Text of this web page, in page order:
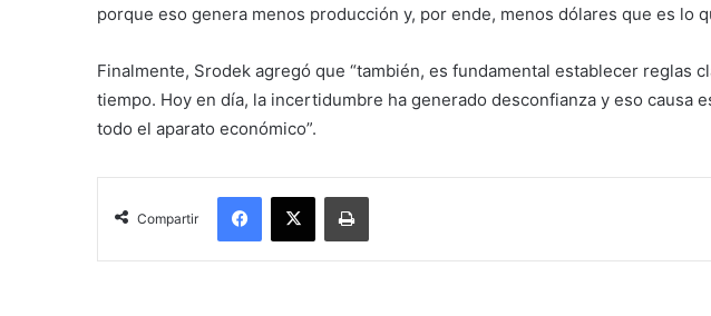
porque eso genera menos producción y, por ende, menos dólares que es lo
Finalmente, Srodek agregó que “también, es fundamental establecer reglas
tiempo. Hoy en día, la incertidumbre ha generado desconfianza y eso causa
todo el aparato económico”.
Compartir
Facebook
X Imprimir